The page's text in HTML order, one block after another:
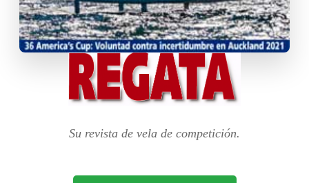
Su revista de vela de competición.